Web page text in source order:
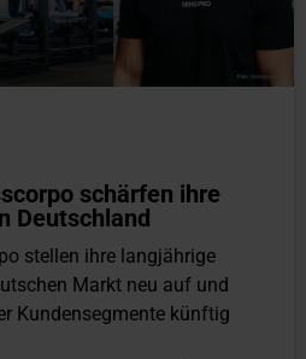
schärfen ihre
Deutschland
stellen ihre langjährige
Markt neu auf und
Kundensegmente künftig